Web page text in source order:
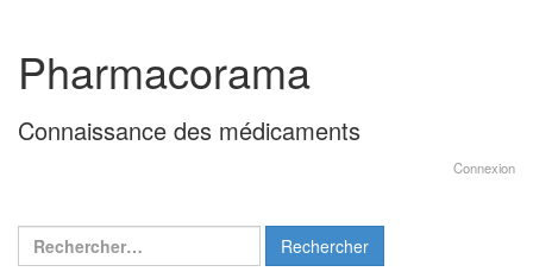
contenu
menu
principal
Pharmacorama
Connaissance des médicaments
Connexion
Rechercher :